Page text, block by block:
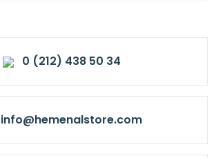
0 (212) 438 50 34
info@hemenalstore.com